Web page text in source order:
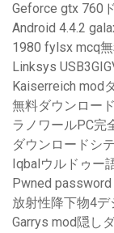
Geforce gtx 760
Android 4.4.2
1980 fylsx mcq
Linksys
Kaiserreich mod
無料ダウンロー
ラノワールPC完
ダウンロードシ
Iqbalウルドゥー
Pwned
放射性降下物4
Garrys mod隠し